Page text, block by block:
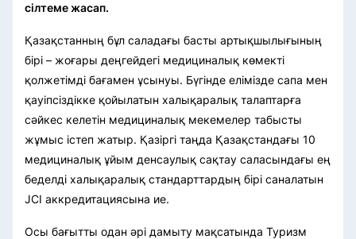
сілтеме жасап.
Қазақстанның бұл саладағы басты артықшылығының
бірі – жоғары деңгейдегі медициналық көмекті
қолжетімді бағамен ұсынуы. Бүгінде елімізде сапа мен
қауіпсіздікке қойылатын халықаралық талаптарға
сәйкес келетін медициналық мекемелер табысты
жұмыс істеп жатыр. Қазіргі таңда Қазақстандағы 10
медициналық ұйым денсаулық сақтау саласындағы ең
беделді халықаралық стандарттардың бірі саналатын
JCI аккредитациясына ие.
Осы бағытты одан әрі дамыту мақсатында Туризм